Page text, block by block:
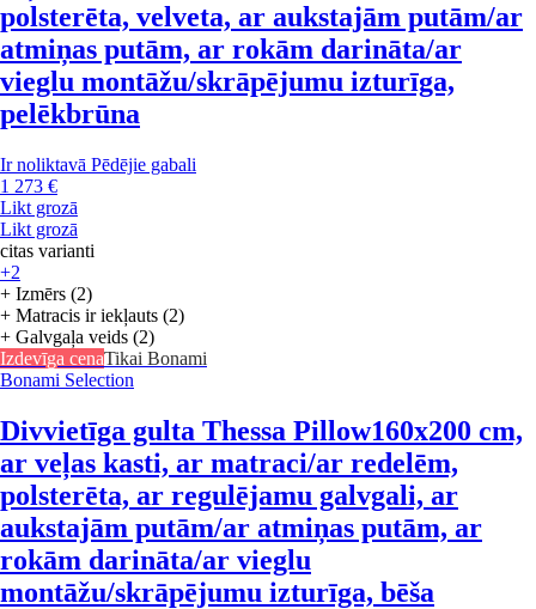
polsterēta, velveta, ar aukstajām putām/ar
atmiņas putām, ar rokām darināta/ar
vieglu montāžu/skrāpējumu izturīga,
pelēkbrūna
Ir noliktavā Pēdējie gabali
1 273 €
Likt grozā
Likt grozā
citas varianti
+2
+ Izmērs (2)
+ Matracis ir iekļauts (2)
+ Galvgaļa veids (2)
Izdevīga cenaTikai Bonami
Bonami Selection
Divvietīga gulta Thessa Pillow160x200 cm,
ar veļas kasti, ar matraci/ar redelēm,
polsterēta, ar regulējamu galvgali, ar
aukstajām putām/ar atmiņas putām, ar
rokām darināta/ar vieglu
montāžu/skrāpējumu izturīga, bēša